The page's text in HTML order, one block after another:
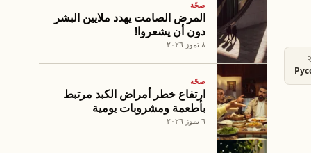
صحّة
المرض الصامت يهدد ملايين البشر
دون أن يشعروا!
٨ تموز ٢٠٢٦
صحّة
ارتفاع خطر أمراض الكبد مرتبط
بأطعمة ومشروبات يومية
٦ تموز ٢٠٢٦